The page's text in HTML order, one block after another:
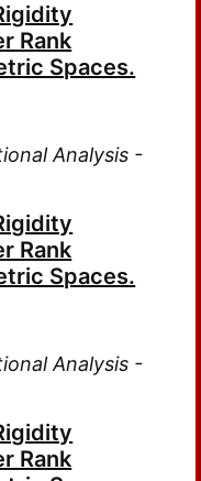
Rank
Spaces.
Analysis -
Rank
Spaces.
Analysis -
Rank